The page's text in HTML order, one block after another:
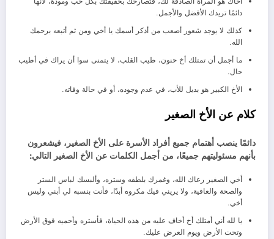
دائمًا تريدك الأفضل والأجمل.
كذلك لا يوجد شعور أصعب من أذكر أسمك يا أخي ومن ثم أتبعه برحمك
الله.
ما أجمل أن تمتلك أخ حنون، طيب القلب، لا يتمنى سوا أن يراك في أطيب
حال.
الأخ الكبير هو بديل للأب، في عدم وجوده، أو في حالة وفاته.
كلام عن الأخ الصغير
دائمًا ينصب أهتمام جميع أفراد الأسرة على الأخ الصغير، فيشعرون
بأنهم مسئوليتهم جميعًا، من أجمل الكلمات عن الأخ الصغير التالي:
أخي الصغير رعاك الله، وغمرك بلطفه وستره، وألبسك لباس الستر
والصحة والعافية، ولا يريني فيك مكروه أبدًا، فأنت بنسبه لي أبني وليس
أخي.
يا لله أني أمتلك أخ أخاف عليه من هذه الحياة، فأستره وأحميه فوق الأرض
وتحت الأرض ويوم العرض عليك.